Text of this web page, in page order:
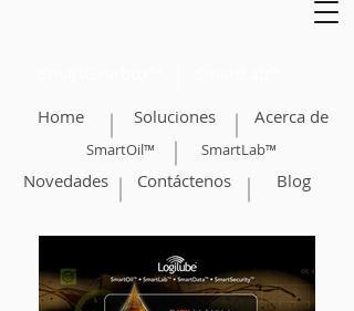
Blog
Contáctenos
Novedades
Acerca de
Soluciones
Home
SmartOil™ SmartLab™